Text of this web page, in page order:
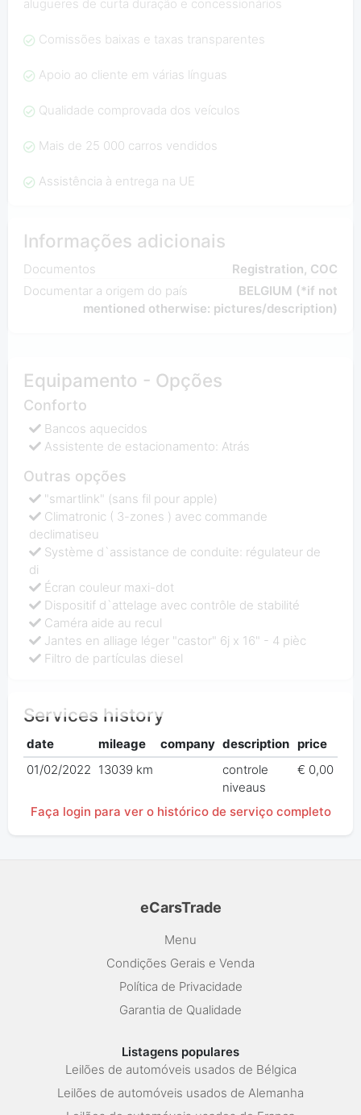
alugueres de curta duração e concessionários
Comissões baixas e taxas transparentes
Apoio ao cliente em várias línguas
Qualidade comprovada dos veículos
Mais de 25 000 carros vendidos
Assistência à entrega na UE
Informações adicionais
Documentos
Registration, COC
Documentar a origem do país
BELGIUM (*if not
mentioned otherwise: pictures/description)
Equipamento - Opções
Conforto
Bancos aquecidos
Assistente de estacionamento: Atrás
Outras opções
"smartlink" (sans fil pour apple)
Climatronic ( 3-zones ) avec commande
declimatiseu
Système d`assistance de conduite: régulateur de
di
Écran couleur maxi-dot
Dispositif d`attelage avec contrôle de stabilité
Caméra aide au recul
Jantes en alliage léger "castor" 6j x 16" - 4 pièc
Filtro de partículas diesel
Services history
date mileage company description price
01/02/2022 13039 km
controle
niveaus
€ 0,00
Faça login para ver o histórico de serviço completo
eCarsTrade
Menu
Condições Gerais e Venda
Política de Privacidade
Garantia de Qualidade
Listagens populares
Leilões de automóveis usados de Bélgica
Leilões de automóveis usados de Alemanha